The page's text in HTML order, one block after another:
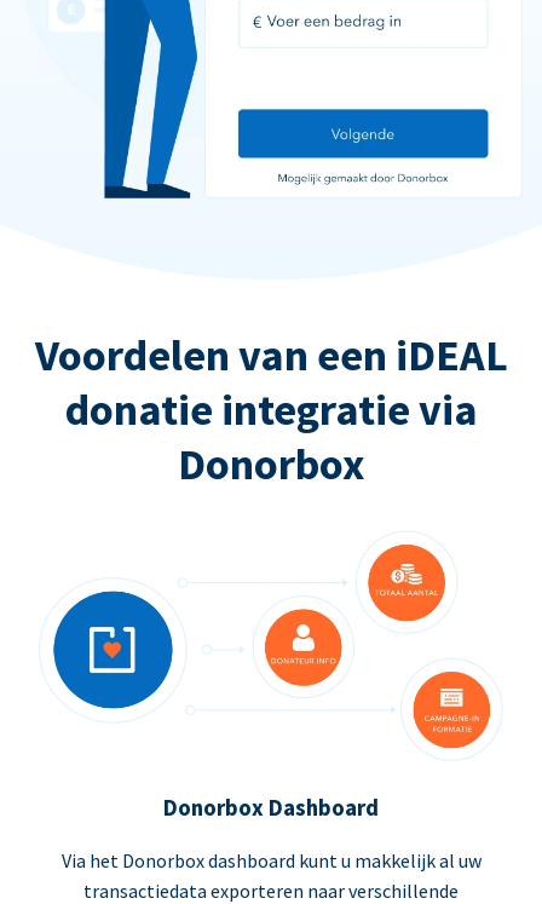
Voordelen van een iDEAL
donatie integratie via
Donorbox
Donorbox Dashboard
Via het Donorbox dashboard kunt u makkelijk al uw
transactiedata exporteren naar verschillende